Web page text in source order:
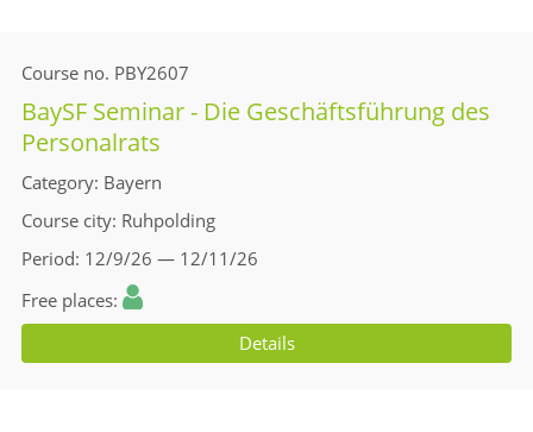
Course no. PBY2607
BaySF Seminar - Die Geschäftsführung des
Personalrats
Category Bayern
Course city Ruhpolding
Period 12/9/26 — 12/11/26
Free places
Details